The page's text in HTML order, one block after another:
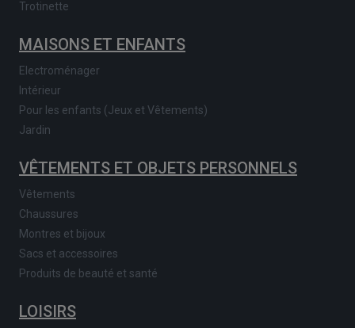
Trotinette
MAISONS ET ENFANTS
Electroménager
Intérieur
Pour les enfants (Jeux et Vêtements)
Jardin
VÊTEMENTS ET OBJETS PERSONNELS
Vêtements
Chaussures
Montres et bijoux
Sacs et accessoires
Produits de beauté et santé
LOISIRS